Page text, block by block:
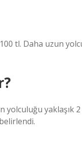
tl. Daha uzun
yaklaşık